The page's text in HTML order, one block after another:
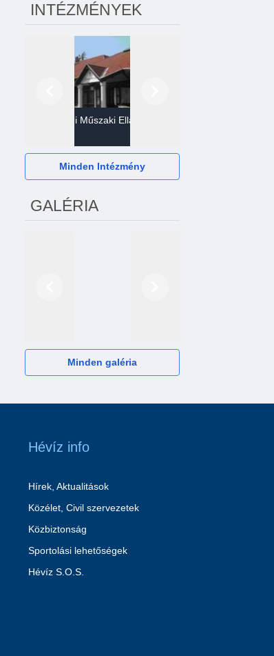
INTÉZMÉNYEK
Gazdasági Műszaki Ellátó
Minden Intézmény
GALÉRIA
Minden galéria
Hévíz info
Hírek, Aktualitások
Közélet, Civil szervezetek
Közbiztonság
Sportolási lehetőségek
Hévíz S.O.S.